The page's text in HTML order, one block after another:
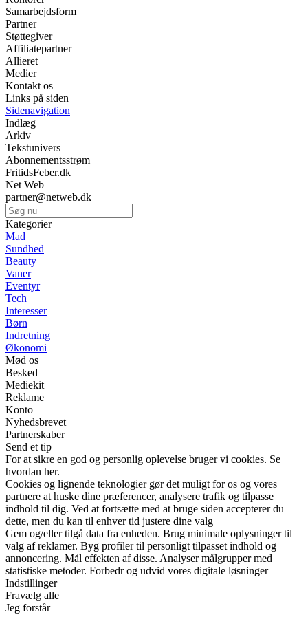
Samarbejdsform
Partner
Støttegiver
Affiliatepartner
Allieret
Medier
Kontakt os
Links på siden
Sidenavigation
Indlæg
Arkiv
Tekstunivers
Abonnementsstrøm
FritidsFeber.dk
Net Web
partner@netweb.dk
Kategorier
Mad
Sundhed
Beauty
Vaner
Eventyr
Tech
Interesser
Børn
Indretning
Økonomi
Mød os
Besked
Mediekit
Reklame
Konto
Nyhedsbrevet
Partnerskaber
Send et tip
For at sikre en god og personlig oplevelse bruger vi cookies. Se
hvordan her.
Cookies og lignende teknologier gør det muligt for os og vores
partnere at huske dine præferencer, analysere trafik og tilpasse
indhold til dig. Ved at fortsætte med at bruge siden accepterer du
dette, men du kan til enhver tid justere dine valg
Gem og/eller tilgå data fra enheden. Brug minimale oplysninger til
valg af reklamer. Byg profiler til personligt tilpasset indhold og
annoncering. Mål effekten af disse. Analyser målgrupper med
statistiske metoder. Forbedr og udvid vores digitale løsninger
Indstillinger
Fravælg alle
Jeg forstår